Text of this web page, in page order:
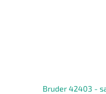
Bruder 42403 -